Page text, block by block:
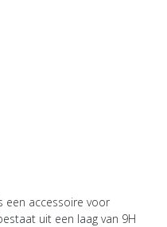
een accessoire voor
uit een laag van 9H